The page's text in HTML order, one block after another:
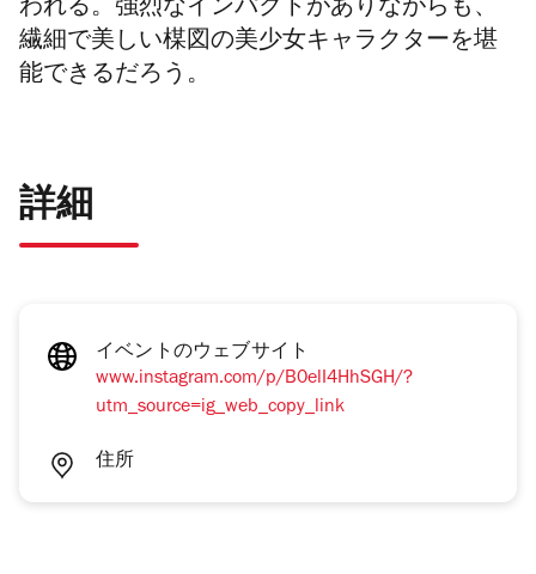
われる。強烈なインパクトがありながらも、
繊細で美しい楳図の美少女キャラクターを堪
能できるだろう。
詳細
イベントのウェブサイト
www.instagram.com/p/B0elI4HhSGH/?
utm_source=ig_web_copy_link
住所